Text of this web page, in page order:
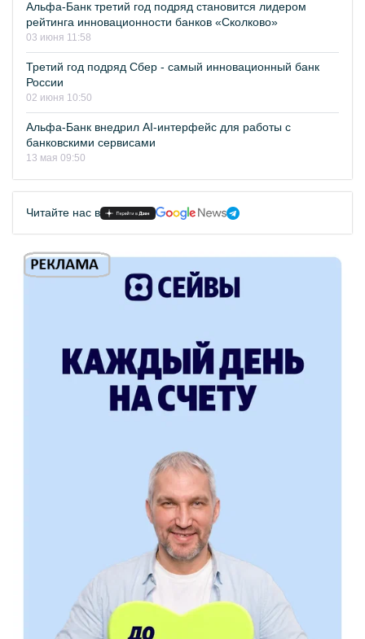
Альфа-Банк третий год подряд становится лидером
рейтинга инновационности банков «Сколково»
03 июня 11:58
Третий год подряд Сбер - самый инновационный банк
России
02 июня 10:50
Альфа-Банк внедрил AI-интерфейс для работы с
банковскими сервисами
13 мая 09:50
Читайте нас в